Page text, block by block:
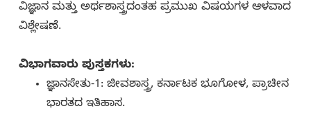
ವಿಜ್ಞಾನ ಮತ್ತು ಅರ್ಥಶಾಸ್ತ್ರದಂತಹ ಪ್ರಮುಖ ವಿಷಯಗಳ ಆಳವಾದ
ವಿಶ್ಲೇಷಣೆ.
ವಿಭಾಗವಾರು ಪುಸ್ತಕಗಳು:
ಜ್ಞಾನಸೇತು-1: ಜೀವಶಾಸ್ತ್ರ, ಕರ್ನಾಟಕ ಭೂಗೋಳ, ಪ್ರಾಚೀನ
ಭಾರತದ ಇತಿಹಾಸ.